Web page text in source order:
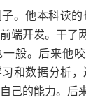
。他本科读
端开发。干了
般。后来他
和数据分析
己的能力。后